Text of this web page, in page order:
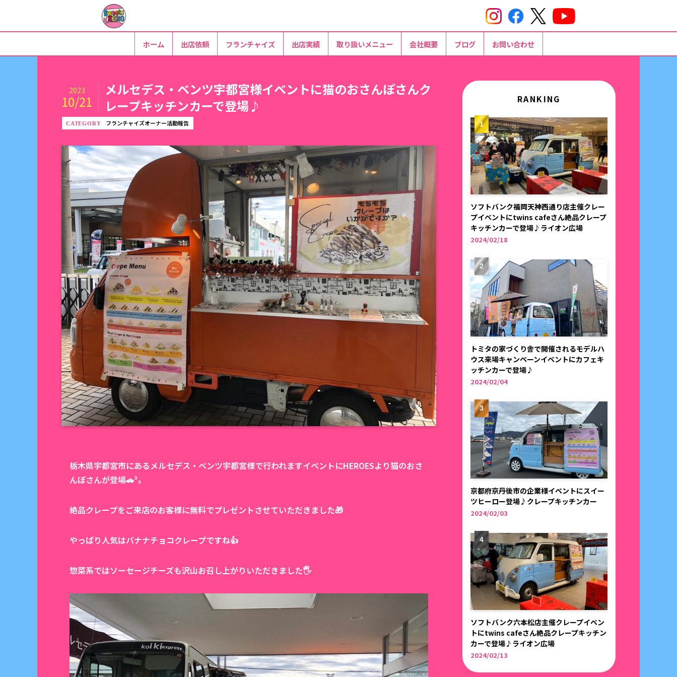
メルセデス・ベンツ宇都宮様イベントに猫のおさんぽさんク
レープキッチンカーで登場♪
2023
10/21
フランチャイズオーナー活動報告
栃木県宇都宮市にあるメルセデス・ベンツ宇都宮様で行われますイベントにHEROESより猫のおさ
んぽさんが登場🚗³₃
絶品クレープをご来店のお客様に無料でプレゼントさせていただきました🎁
やっぱり人気はバナナチョコクレープですね👍
惣菜系ではソーセージチーズも沢山お召し上がりいただきました🖐️
RANKING
ソフトバンク福岡天神西通り店主催クレー
プイベントにtwins cafeさん絶品クレープ
キッチンカーで登場♪ライオン広場
2024/02/18
トミタの家づくり舎で開催されるモデルハ
ウス来場キャンペーンイベントにカフェキ
ッチンカーで登場♪
2024/02/04
京都府京丹後市の企業様イベントにスイー
ツヒーロー登場♪クレープキッチンカー
2024/02/03
ソフトバンク六本松店主催クレープイベン
トにtwins cafeさん絶品クレープキッチン
カーで登場♪ライオン広場
2024/02/13
ホーム 出店依頼 フランチャイズ 出店実績 取り扱いメニュー 会社概要 ブログ お問い合わせ